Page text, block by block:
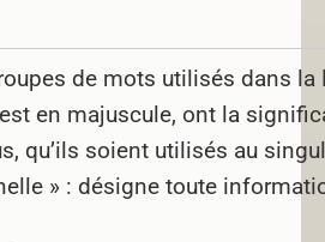
de mots utilisés dans
en majuscule, ont la
qu’ils soient utilisés au
» : désigne toute